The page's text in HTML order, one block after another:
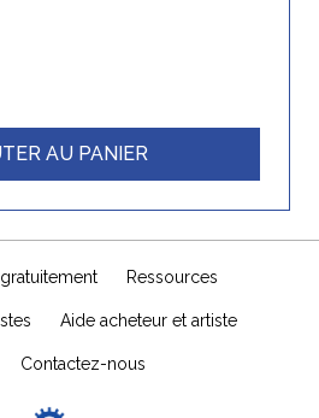
AU PANIER
Ressources
Aide acheteur et artiste
Contactez-nous